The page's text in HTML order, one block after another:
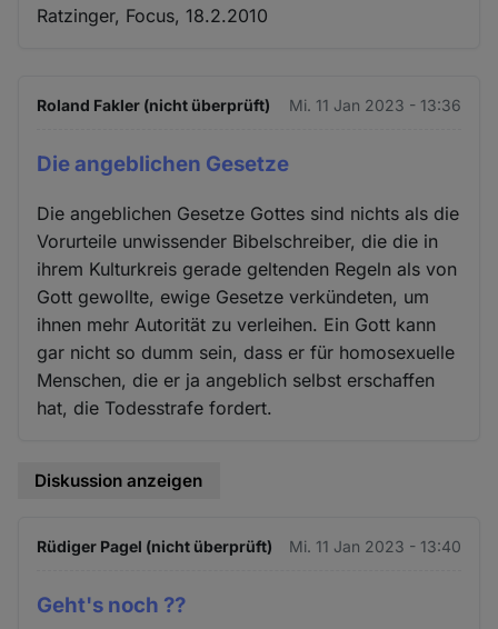
Ratzinger, Focus, 18.2.2010
Roland Fakler (nicht überprüft) Mi. 11 Jan 2023 - 13:36
Die angeblichen Gesetze
Die angeblichen Gesetze Gottes sind nichts als die
Vorurteile unwissender Bibelschreiber, die die in
ihrem Kulturkreis gerade geltenden Regeln als von
Gott gewollte, ewige Gesetze verkündeten, um
ihnen mehr Autorität zu verleihen. Ein Gott kann
gar nicht so dumm sein, dass er für homosexuelle
Menschen, die er ja angeblich selbst erschaffen
hat, die Todesstrafe fordert.
Diskussion anzeigen
Rüdiger Pagel (nicht überprüft) Mi. 11 Jan 2023 - 13:40
Geht's noch ??